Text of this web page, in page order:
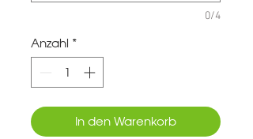
0/4
Anzahl *
In den Warenkorb